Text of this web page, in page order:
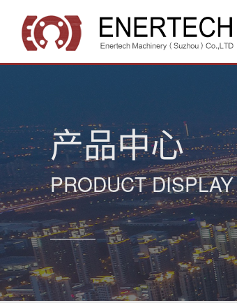
产品中心
PRODUCT DISPLAY